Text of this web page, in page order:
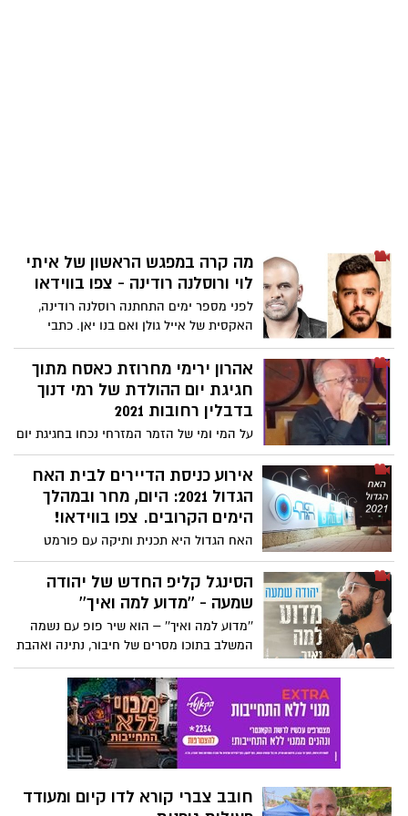
מה קרה במפגש הראשון של איתי
לוי ורוסלנה רודינה - צפו בווידאו
לפני מספר ימים התחתנה רוסלנה רודינה,
האקסית של אייל גולן ואם בנו יאן. כתבי
ישראל בידור העלו לרשת קטע וידאו ויראלי
שזכה לעשרות אלפי צפיות ובו מתראיינים
הסלב של ישראל. קבלו את הקטע בו איתי לוי,
הזמיר מנס ציונה, מספר על הפגישה
הראשונה עם רוסלנה ועוד כמה הצהרות
מעניינות של תקוה גדעון ואורטל עמר,
האקסית של בן אל תבורי הבן של שימי. ***
בסוף הכל מתחיל ונגמר אצלנו בנס ציונה.
אהרון ירימי מחרוזת כאסח מתוך
חגיגת יום ההולדת של רמי דנוך
בדבלין רחובות 2021
על המי ומי של הזמר המזרחי נכחו בחגיגת יום
ההולדת של הזמר הוותיק רמי דנוך, חבר
להקת "צלילי העוּד" ומי שרשם קריירה
מפוארת בזמר המזרחי, בימים שהסלסולים
היו העיקר.
אירוע כניסת הדיירים לבית האח
הגדול 2021: היום, מחר ובמהלך
הימים הקרובים. צפו בווידאו!
האח הגדול היא תכנית ותיקה עם פורמט
בסיסי ומוכר. אז כיצד מגוונים ומחדשים
בעולם שהפך לדיגיטלי? צובעים את האירועים
באופי דרמטי, משנים את מועדי הכניסה לבית
צפו בווידאו המבטיח אירוע דרמטי לפני
כניסת הדיירים לבית. נא להתנהג בהתאם!
הסינגל קליפ החדש של יהודה
שמעה - ''מדוע למה ואיך''
''מדוע למה ואיך'' – הוא שיר פופ עם נשמה
המשלב בתוכו מסרים של חיבור, נתינה ואהבת
חינם. ואת הקליפ של יוצרו יהודה שמעה,
תוכלו לשמוע בכתבה הבאה באתר נס ציונה
נט.
חובב צברי קורא לדו קיום ומעודד